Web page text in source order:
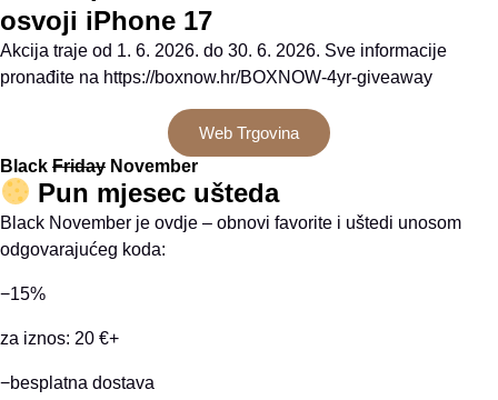
osvoji iPhone 17
Akcija traje od 1. 6. 2026. do 30. 6. 2026. Sve informacije
pronađite na https://boxnow.hr/BOXNOW-4yr-giveaway
Web Trgovina
Black Friday November
Pun mjesec ušteda
Black November je ovdje – obnovi favorite i uštedi unosom
odgovarajućeg koda:
−15%
za iznos: 20 €+
−besplatna dostava